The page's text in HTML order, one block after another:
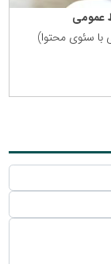
عمومی
با سئوی محتوا)